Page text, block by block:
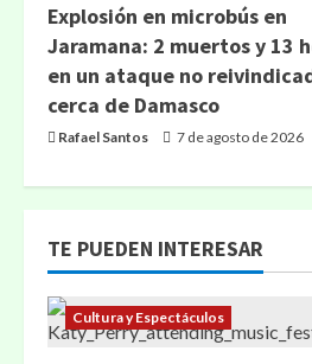
Explosión en microbús en
Jaramana: 2 muertos y 13
en un ataque no
cerca de Damasco
Rafael Santos 7 de agosto de 2026
TE PUEDEN INTERESAR
Cultura y Espectáculos